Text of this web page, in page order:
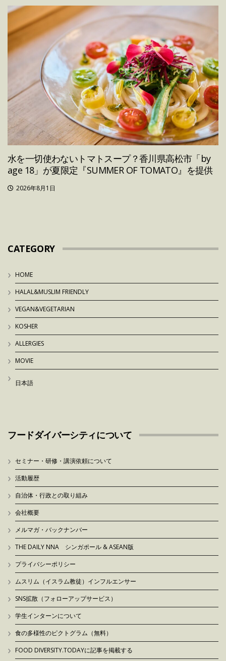
水を一切使わないトマトスープ？香川県高松市「by
age 18」が夏限定『SUMMER OF TOMATO』を提供
2026年8月1日
CATEGORY
HOME
HALAL&MUSLIM FRIENDLY
VEGAN&VEGETARIAN
KOSHER
ALLERGIES
MOVIE
日本語
フードダイバーシティについて
セミナー・研修・講演依頼について
活動履歴
自治体・行政との取り組み
会社概要
メルマガ・バックナンバー
THE DAILY NNA シンガポール & ASEAN版
プライバシーポリシー
ムスリム（イスラム教徒）インフルエンサー
SNS拡散（フォローアップサービス）
学生インターンについて
食の多様性のピクトグラム（無料）
FOOD DIVERSITY.TODAYに記事を掲載する